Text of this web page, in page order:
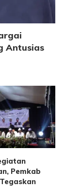
Antusias
Pemkab